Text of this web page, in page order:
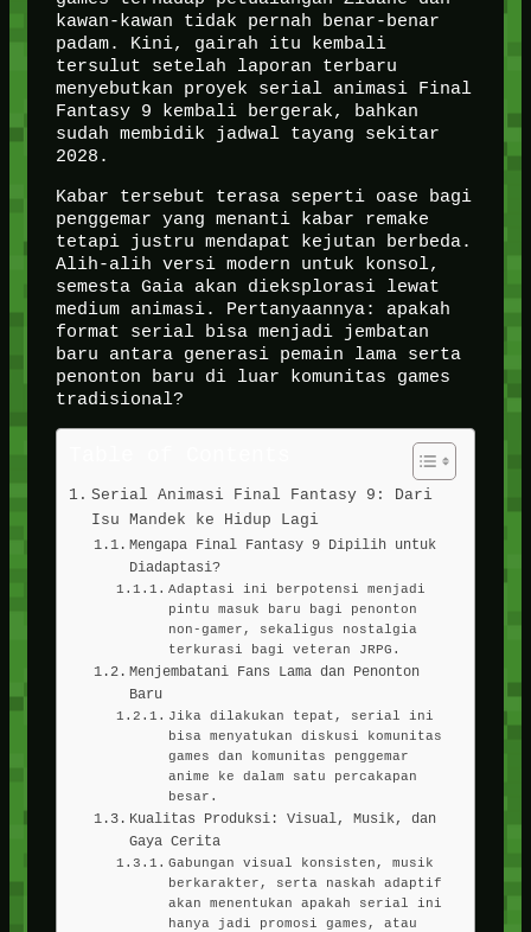
kawan-kawan tidak pernah benar-benar
padam. Kini, gairah itu kembali
tersulut setelah laporan terbaru
menyebutkan proyek serial animasi Final
Fantasy 9 kembali bergerak, bahkan
sudah membidik jadwal tayang sekitar
2028.
Kabar tersebut terasa seperti oase bagi
penggemar yang menanti kabar remake
tetapi justru mendapat kejutan berbeda.
Alih-alih versi modern untuk konsol,
semesta Gaia akan dieksplorasi lewat
medium animasi. Pertanyaannya: apakah
format serial bisa menjadi jembatan
baru antara generasi pemain lama serta
penonton baru di luar komunitas games
tradisional?
Serial Animasi Final Fantasy 9: Dari
Isu Mandek ke Hidup Lagi
Mengapa Final Fantasy 9 Dipilih untuk
Diadaptasi?
Adaptasi ini berpotensi menjadi
pintu masuk baru bagi penonton
non-gamer, sekaligus nostalgia
terkurasi bagi veteran JRPG.
Menjembatani Fans Lama dan Penonton
Baru
Jika dilakukan tepat, serial ini
bisa menyatukan diskusi komunitas
games dan komunitas penggemar
anime ke dalam satu percakapan
besar.
Kualitas Produksi: Visual, Musik, dan
Gaya Cerita
Gabungan visual konsisten, musik
berkarakter, serta naskah adaptif
akan menentukan apakah serial ini
hanya jadi promosi games, atau